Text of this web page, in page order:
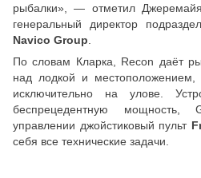
рыбалки», — отметил
генеральный директор
Navico Group
По словам Кларка, Recon даёт
над лодкой и местоположением,
исключительно на улове.
беспрецедентную
управлении джойстиковый пульт
себя все технические задачи.